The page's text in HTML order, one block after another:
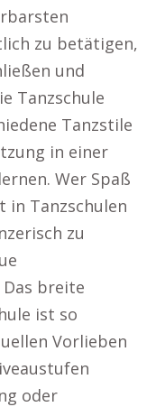
zu betätigen,
und
Tanzschule
Tanzstile
in einer
Wer Spaß
in Tanzschulen
zu
breite
ist so
Vorlieben
oder